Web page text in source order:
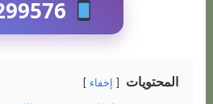
المحتويات إخفاء